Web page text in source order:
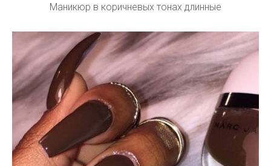
Маникюр в коричневых тонах длинные